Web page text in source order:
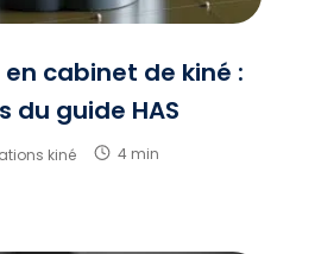
cabinet de kiné :
du guide HAS
kiné 4 min